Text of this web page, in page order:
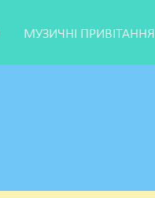
МУЗИЧНІ ПРИВІТАННЯ